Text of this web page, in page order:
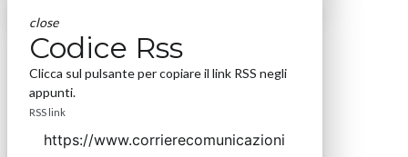
close
Codice Rss
Clicca sul pulsante per copiare il link RSS negli
appunti.
RSS link